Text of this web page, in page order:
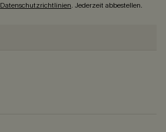
Datenschutzrichtlinien. Jederzeit abbestellen.